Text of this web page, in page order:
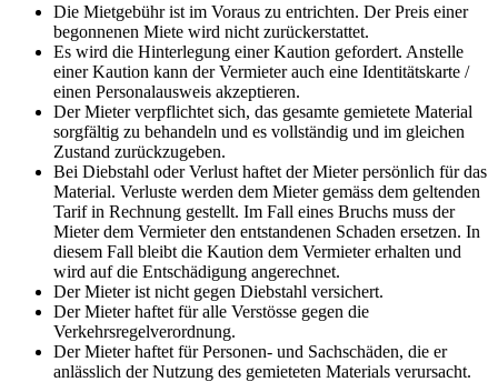
Die Mietgebühr ist im Voraus zu entrichten. Der Preis einer
begonnenen Miete wird nicht zurückerstattet.
Es wird die Hinterlegung einer Kaution gefordert. Anstelle
einer Kaution kann der Vermieter auch eine Identitätskarte /
einen Personalausweis akzeptieren.
Der Mieter verpflichtet sich, das gesamte gemietete Material
sorgfältig zu behandeln und es vollständig und im gleichen
Zustand zurückzugeben.
Bei Diebstahl oder Verlust haftet der Mieter persönlich für das
Material. Verluste werden dem Mieter gemäss dem geltenden
Tarif in Rechnung gestellt. Im Fall eines Bruchs muss der
Mieter dem Vermieter den entstandenen Schaden ersetzen. In
diesem Fall bleibt die Kaution dem Vermieter erhalten und
wird auf die Entschädigung angerechnet.
Der Mieter ist nicht gegen Diebstahl versichert.
Der Mieter haftet für alle Verstösse gegen die
Verkehrsregelverordnung.
Der Mieter haftet für Personen- und Sachschäden, die er
anlässlich der Nutzung des gemieteten Materials verursacht.